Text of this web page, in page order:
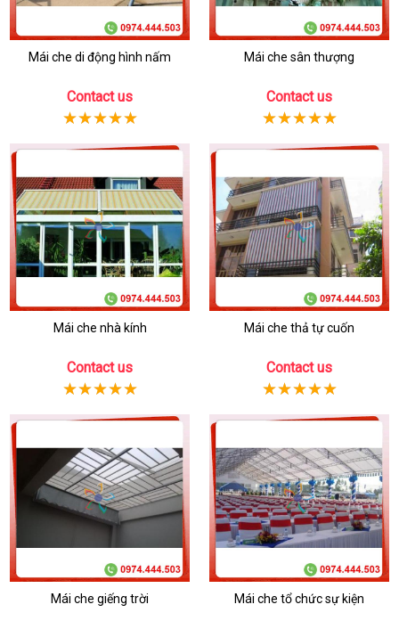
Mái che di động hình nấm
Contact us
Mái che sân thượng
Contact us
Mái che nhà kính
Contact us
Mái che thả tự cuốn
Contact us
Mái che giếng trời Mái che tổ chức sự kiện